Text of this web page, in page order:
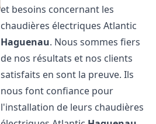
et besoins concernant les
chaudières électriques Atlantic
Haguenau. Nous sommes fiers
de nos résultats et nos clients
satisfaits en sont la preuve. Ils
nous font confiance pour
l'installation de leurs chaudières